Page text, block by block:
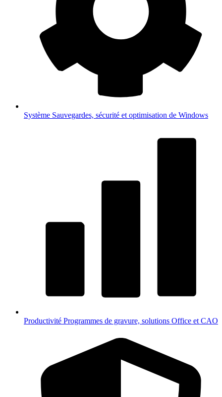
Système Sauvegardes, sécurité et optimisation de Windows
Productivité Programmes de gravure, solutions Office et CAO